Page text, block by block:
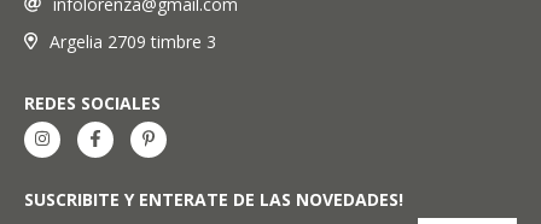
Argelia 2709 timbre 3
REDES SOCIALES
SUSCRIBITE Y ENTERATE DE LAS NOVEDADES!